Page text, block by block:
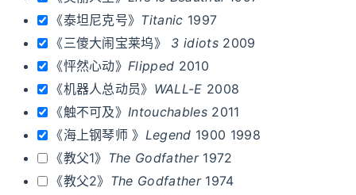
《泰坦尼克号》 Titanic 1997
《三傻大闹宝莱坞》 3 idiots2009
《怦然心动》Flipped 2010
《机器人总动员》 WALL-E 2008
《触不可及》Intouchables2011
《海上钢琴师 》 Legend 1900 1998
《教父1》 The Godfather1972
《教父2》 The Godfather1974